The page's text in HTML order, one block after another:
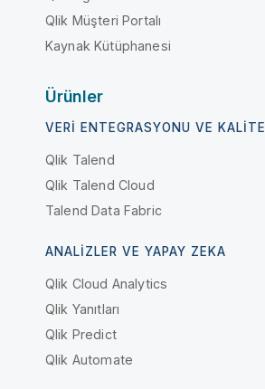
Qlik Müşteri Portalı
Kaynak Kütüphanesi
Ürünler
VERI ENTEGRASYONU VE KALITE
Qlik Talend
Qlik Talend Cloud
Talend Data Fabric
ANALIZLER VE YAPAY ZEKA
Qlik Cloud Analytics
Qlik Yanıtları
Qlik Predict
Qlik Automate